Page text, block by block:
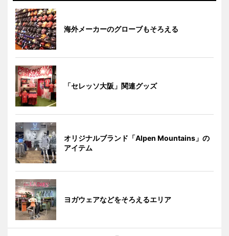
海外メーカーのグローブもそろえる
「セレッソ大阪」関連グッズ
オリジナルブランド「Alpen Mountains」の
アイテム
ヨガウェアなどをそろえるエリア